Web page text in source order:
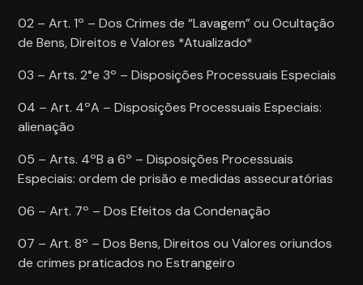
02 – Art. 1º – Dos Crimes de “Lavagem” ou Ocultação
de Bens, Direitos e Valores *Atualizado*
03 – Arts. 2°e 3º – Disposições Processuais Especiais
04 – Art. 4ºA – Disposições Processuais Especiais:
alienação
05 – Arts. 4ºB a 6º – Disposições Processuais
Especiais: ordem de prisão e medidas assecuratórias
06 – Art. 7º – Dos Efeitos da Condenação
07 – Art. 8º – Dos Bens, Direitos ou Valores oriundos
de crimes praticados no Estrangeiro